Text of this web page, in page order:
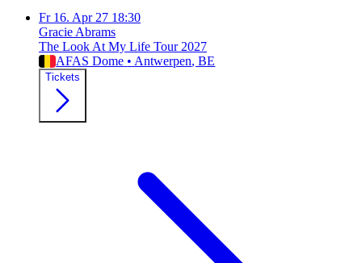
Fr 16. Apr 27 18:30
Gracie Abrams
The Look At My Life Tour 2027
AFAS Dome • Antwerpen, BE
Tickets